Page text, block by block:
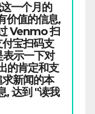
一个月的
价值的信息,
Venmo 扫
宝扫码支
表示一下对
的肯定和支
新闻的本
, 达到 "读我